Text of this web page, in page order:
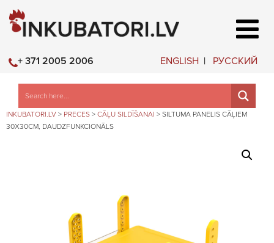
ENGLISH РУССКИЙ
+ 371 2005 2006
INKUBATORI.LV > PRECES > CĀĻU SILDĪŠANAI > SILTUMA PANELIS CĀĻIEM
30X30CM, DAUDZFUNKCIONĀLS